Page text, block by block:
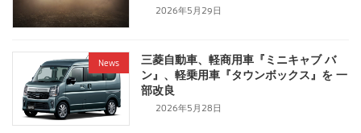
2026年5月29日
News
三菱自動車、軽商用車『ミニキャブ バ
ン』、軽乗用車『タウンボックス』を 一
部改良
2026年5月28日